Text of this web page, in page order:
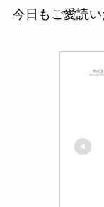
今日もご愛読い